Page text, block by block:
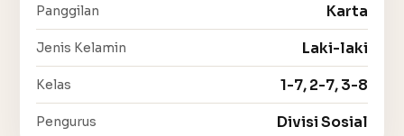
Panggilan Karta
Jenis Kelamin Laki-laki
Kelas 1-7, 2-7, 3-8
Pengurus Divisi Sosial